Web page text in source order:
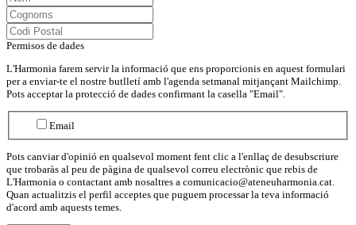
Permisos de dades
L'Harmonia farem servir la informació que ens proporcionis en aquest formulari
per a enviar-te el nostre butlletí amb l'agenda setmanal mitjançant Mailchimp.
Pots acceptar la protecció de dades confirmant la casella "Email".
Email
Pots canviar d'opinió en qualsevol moment fent clic a l'enllaç de desubscriure
que trobaràs al peu de pàgina de qualsevol correu electrònic que rebis de
L'Harmonia o contactant amb nosaltres a comunicacio@ateneuharmonia.cat.
Quan actualitzis el perfil acceptes que puguem processar la teva informació
d'acord amb aquests temes.